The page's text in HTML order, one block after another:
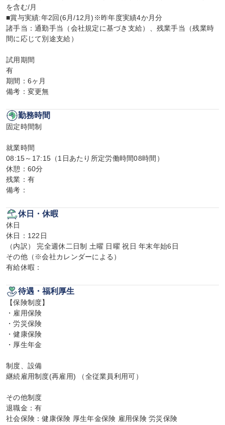
を含む/月
■賞与実績:年2回(6月/12月)※昨年度実績4か月分
諸手当：通勤手当（会社規定に基づき支給）、残業手当（残業時
間に応じて別途支給）
試用期間
有
期間：6ヶ月
備考：変更無
勤務時間
固定時間制
就業時間
08:15～17:15（1日あたり所定労働時間08時間）
休憩：60分
残業：有
備考：
休日・休暇
休日
休日：122日
（内訳） 完全週休二日制 土曜 日曜 祝日 年末年始6日
その他（※会社カレンダーによる）
有給休暇：
待遇・福利厚生
【保険制度】
・雇用保険
・労災保険
・健康保険
・厚生年金
制度、設備
継続雇用制度(再雇用) （全従業員利用可）
その他制度
退職金：有
社会保険：健康保険 厚生年金保険 雇用保険 労災保険